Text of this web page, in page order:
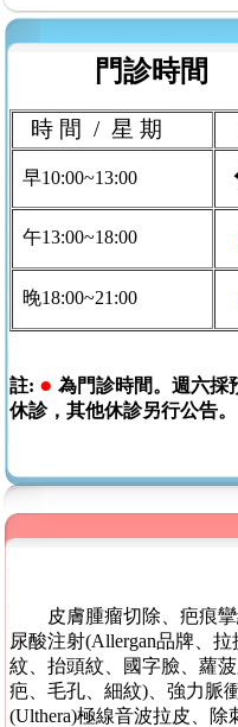
門診時間
時 間 / 星 期
早10:00~13:00
午13:00~18:00
晚18:00~21:00
註: ● 為門診時間。 週六採
休診，其他休診另行公告。
皮膚腫瘤切除、疤痕
尿酸注射(Allergan品牌、
紋、抬頭紋、國字臉、蘿
疤、毛孔、細紋)、強力脈
(Ulthera)極線音波拉皮、